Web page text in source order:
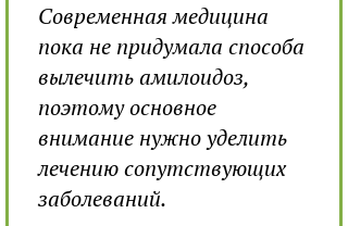
Современная медицина
пока не придумала способа
вылечить амилоидоз,
поэтому основное
внимание нужно уделить
лечению сопутствующих
заболеваний.